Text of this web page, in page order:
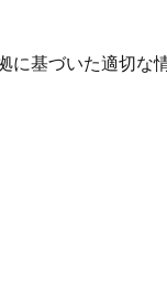
に基づいた適切な